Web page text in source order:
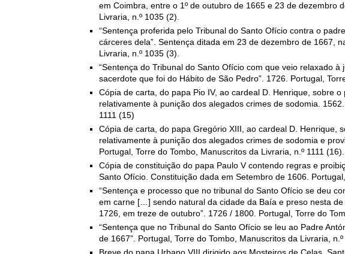
em Coimbra, entre o 1º de outubro de 1665 e 23 de dezembro
Livraria, n.º 1035 (2).
“Sentença proferida pelo Tribunal do Santo Ofício contra o
cárceres dela”. Sentença ditada em 23 de dezembro de 1667,
Livraria, n.º 1035 (3).
“Sentença do Tribunal do Santo Ofício com que veio relaxado
sacerdote que foi do Hábito de São Pedro”. 1726. Portugal,
Cópia de carta, do papa Pio IV, ao cardeal D. Henrique, sobre
relativamente à punição dos alegados crimes de sodomia.
1111 (15)
Cópia de carta, do papa Gregório XIII, ao cardeal D. Henrique,
relativamente à punição dos alegados crimes de sodomia e
Portugal, Torre do Tombo, Manuscritos da Livraria, n.º 1111 (16).
Cópia de constituição do papa Paulo V contendo regras e
Santo Ofício. Constituição dada em Setembro de 1606.
“Sentença e processo que no tribunal do Santo Ofício se deu
em carne […] sendo natural da cidade da Baía e preso nesta
1726, em treze de outubro”. 1726 / 1800. Portugal, Torre do
“Sentença que no Tribunal do Santo Ofício se leu ao Padre
de 1667”. Portugal, Torre do Tombo, Manuscritos da Livraria,